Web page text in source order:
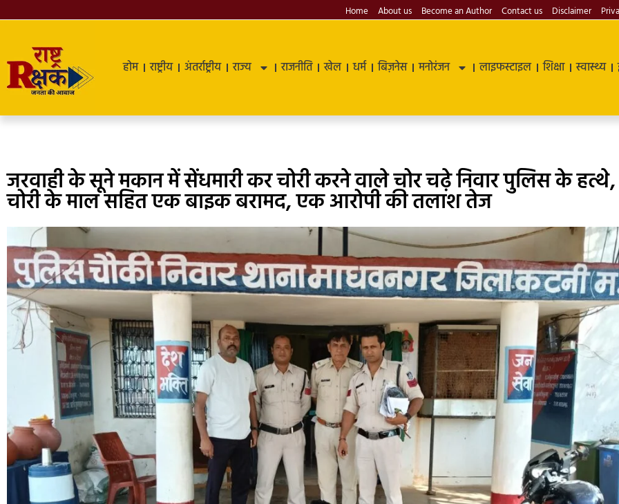
Home About us Become an Author Contact us Disclaimer
होम राष्ट्रीय अंतर्राष्ट्रीय राज्य राजनीति खेल धर्म बिज़नेस मनोरंजन लाइफस्टाइल शिक्षा स्वास्थ्य
जरवाही के सूने मकान में सेंधमारी कर चोरी करने वाले चोर चढ़े निवार पुलिस के हत्थे,
चोरी के माल सहित एक बाइक बरामद, एक आरोपी की तलाश तेज